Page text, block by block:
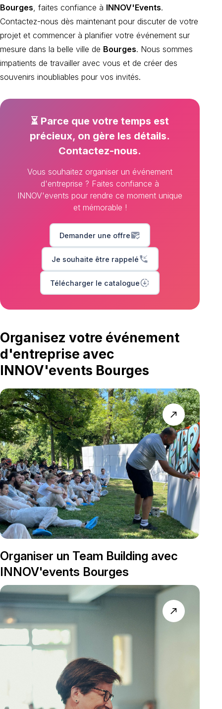
Bourges, faites confiance à INNOV'Events.
Contactez-nous dès maintenant pour discuter de votre
projet et commencer à planifier votre événement sur
mesure dans la belle ville de Bourges. Nous sommes
impatients de travailler avec vous et de créer des
souvenirs inoubliables pour vos invités.
⏳ Parce que votre temps est
précieux, on gère les détails.
Contactez-nous.
Vous souhaitez organiser un événement
d'entreprise ? Faites confiance à
INNOV'events pour rendre ce moment unique
et mémorable !
Demander une offremark_email_read
Je souhaite être rappeléphone_callback
Télécharger le cataloguedownloading
Organisez votre événement
d'entreprise avec
INNOV'events Bourges
Organiser un Team Building avec
INNOV'events Bourges
north_east
north_east